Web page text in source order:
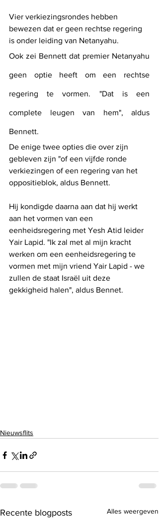
Vier verkiezingsrondes hebben
bewezen dat er geen rechtse regering
is onder leiding van Netanyahu.
Ook zei Bennett dat premier Netanyahu
geen optie heeft om een ​​rechtse
regering te vormen. "Dat is een
complete leugen van hem", aldus
Bennett.
De enige twee opties die over zijn
gebleven zijn "of een vijfde ronde
verkiezingen of een regering van het
oppositieblok, aldus Bennett.
Hij kondigde daarna aan dat hij werkt
aan het vormen van een
eenheidsregering met Yesh Atid leider
Yair Lapid. "Ik zal met al mijn kracht
werken om een ​​eenheidsregering te
vormen met mijn vriend Yair Lapid - we
zullen de staat Israël uit deze
gekkigheid halen", aldus Bennet.
Nieuwsflits
Recente blogposts Alles weergeven